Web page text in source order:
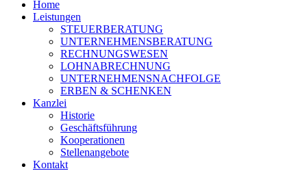
Home
Leistungen
STEUERBERATUNG
UNTERNEHMENSBERATUNG
RECHNUNGSWESEN
LOHNABRECHNUNG
UNTERNEHMENSNACHFOLGE
ERBEN & SCHENKEN
Kanzlei
Historie
Geschäftsführung
Kooperationen
Stellenangebote
Kontakt